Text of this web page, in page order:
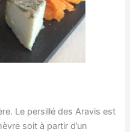
Le persillé des Aravis est
soit à partir d’un